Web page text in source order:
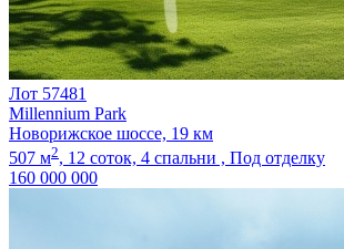
Лот 57481
Millennium Park
Новорижское шоссе, 19 км
507 м2, 12 соток, 4 спальни , Под отделку
160 000 000